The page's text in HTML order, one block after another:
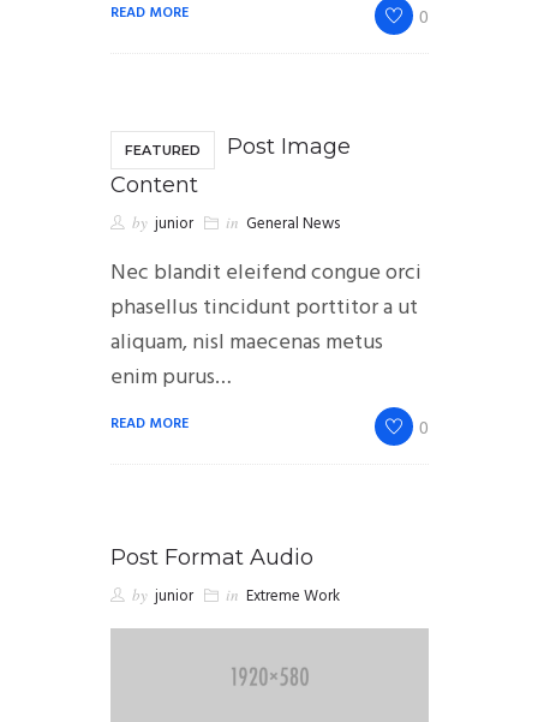
READ MORE 0
FEATURED
Post Image
Content
by junior in General News
Nec blandit eleifend congue orci
phasellus tincidunt porttitor a ut
aliquam, nisl maecenas metus
enim purus…
READ MORE 0
Post Format Audio
by junior in Extreme Work